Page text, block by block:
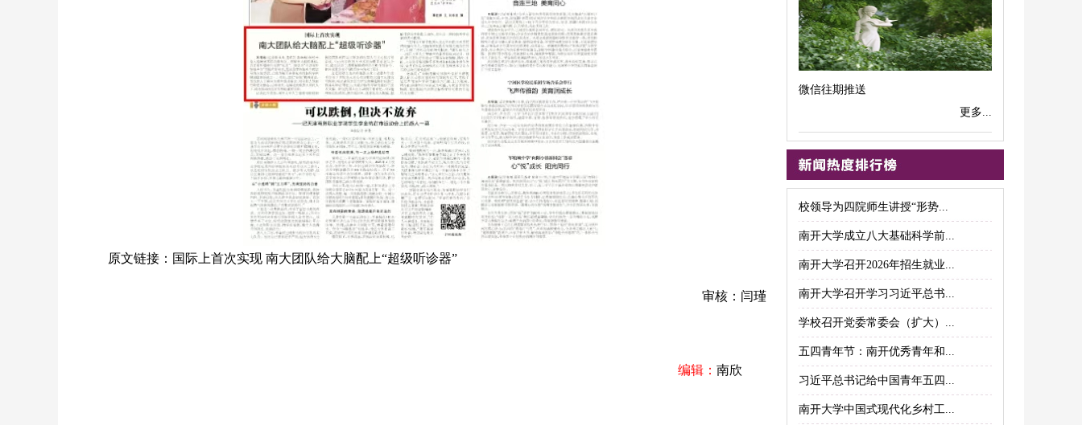
原文链接：国际上首次实现 南大团队给大脑配上“超级听诊器”
审核：闫瑾
编辑： 南欣
微信往期推送
更多...
校领导为四院师生讲授“形势...
南开大学成立八大基础科学前...
南开大学召开2026年招生就业...
南开大学召开学习习近平总书...
学校召开党委常委会（扩大）...
五四青年节：南开优秀青年和...
习近平总书记给中国青年五四...
南开大学中国式现代化乡村工...